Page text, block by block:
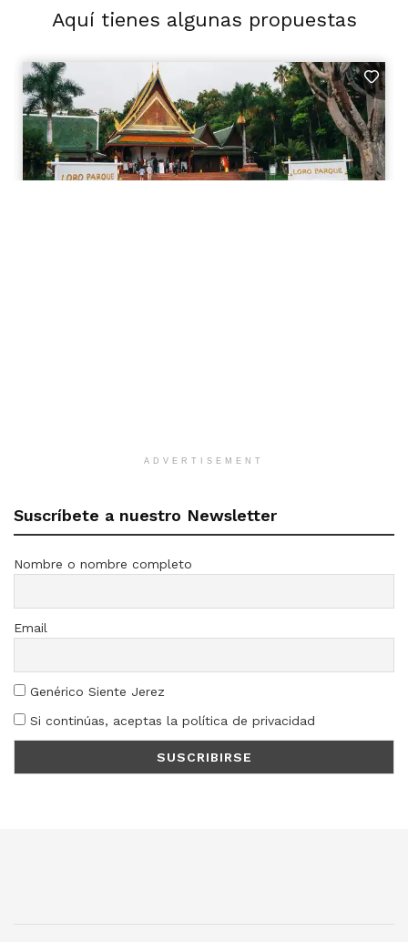
Aquí tienes algunas propuestas
ADVERTISEMENT
Suscríbete a nuestro Newsletter
Nombre o nombre completo
Email
Genérico Siente Jerez
Si continúas, aceptas la política de privacidad